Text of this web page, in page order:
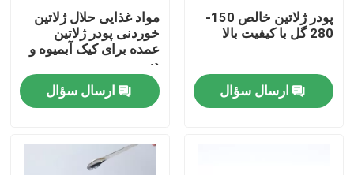
پودر ژلاتین خالص 150-
280 گل با کیفیت بالا
ارسال سؤال
مواد غذایی حلال ژلاتین
خوردنی پودر ژلاتین
عمده برای کیک آبمیوه و
دسر
ارسال سؤال